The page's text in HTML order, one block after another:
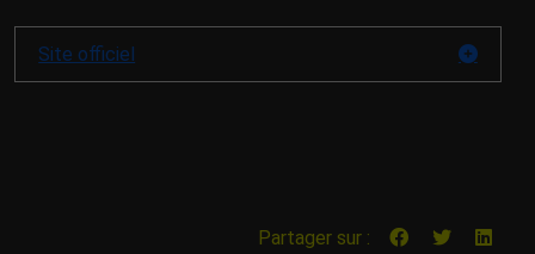
Site officiel
Partager sur :